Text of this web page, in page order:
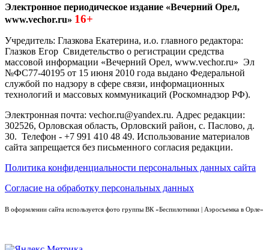
Электронное периодическое издание «Вечерний Орел,
www.vechor.ru» 16+
Учредитель: Глазкова Екатерина, и.о. главного редактора:
Глазков Егор Свидетельство о регистрации средства
массовой информации «Вечерний Орел, www.vechor.ru» Эл
№ФС77-40195 от 15 июня 2010 года выдано Федеральной
службой по надзору в сфере связи, информационных
технологий и массовых коммуникаций (Роскомнадзор РФ).
Электронная почта: vechor.ru@yandex.ru. Адрес редакции:
302526, Орловская область, Орловский район, с. Паслово, д.
30. Телефон - +7 991 410 48 49. Использование материалов
сайта запрещается без письменного согласия редакции.
Политика конфиденциальности персональных данных сайта
Согласие на обработку персональных данных
В оформлении сайта используется фото группы ВК «Беспилотники | Аэросъемка в Орле»